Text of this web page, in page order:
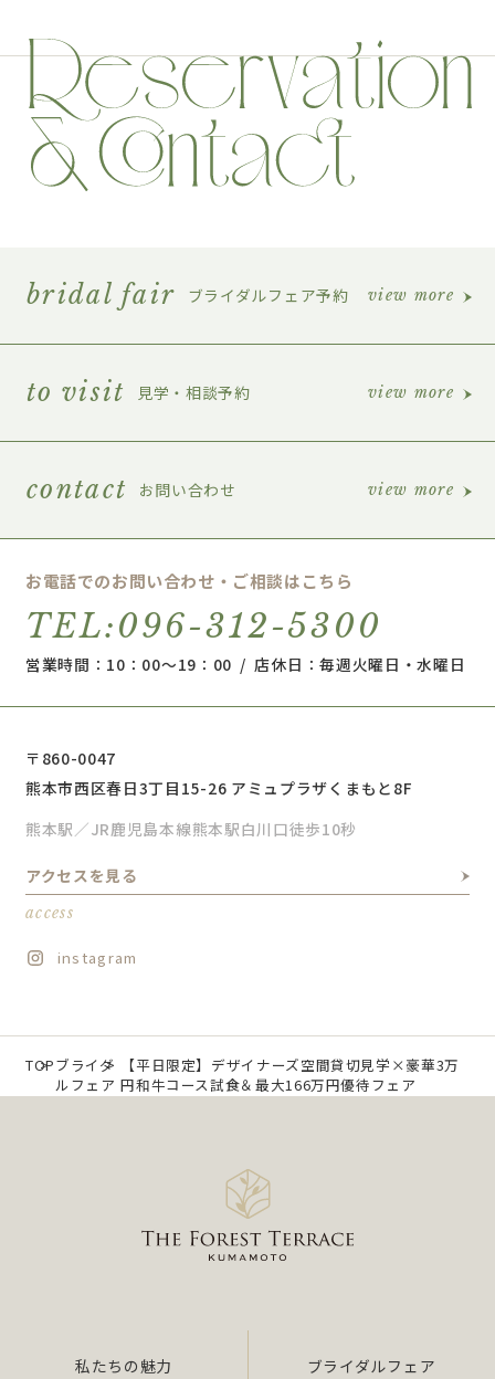
bridal fair ブライダルフェア予約 view more
to visit 見学・相談予約 view more
contact お問い合わせ view more
お電話でのお問い合わせ・ご相談はこちら
TEL:096-312-5300
営業時間：10：00～19：00 / 店休日：毎週火曜日・水曜日
〒860-0047
熊本市西区春日3丁目15-26 アミュプラザくまもと8F
熊本駅／JR鹿児島本線熊本駅白川口徒歩10秒
アクセスを見る
access
instagram
TOPブライダ
ルフェア
【平日限定】デザイナーズ空間貸切見学×豪華3万
円和牛コース試食＆最大166万円優待フェア
私たちの魅力 ブライダルフェア